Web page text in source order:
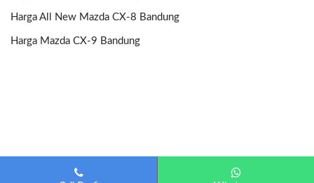
Harga All New Mazda CX-8 Bandung
Harga Mazda CX-9 Bandung